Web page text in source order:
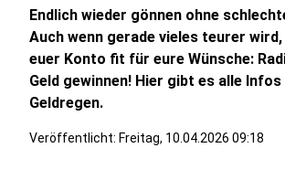
Endlich wieder gönnen ohne
Auch wenn gerade vieles teurer
euer Konto fit für eure Wünsche:
Geld gewinnen! Hier gibt es alle Infos
Geldregen.
Veröffentlicht: Freitag, 10.04.2026 09:18